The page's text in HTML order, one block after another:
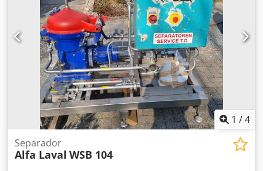
1 /4
Separador
Alfa Laval WSB 104